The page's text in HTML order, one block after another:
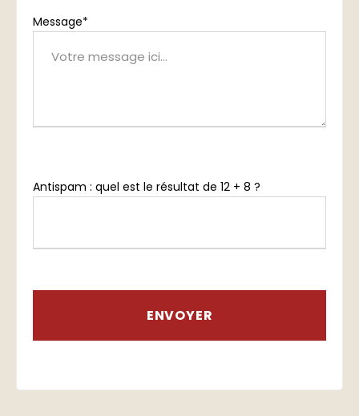
Message*
Antispam : quel est le résultat de 12 + 8 ?